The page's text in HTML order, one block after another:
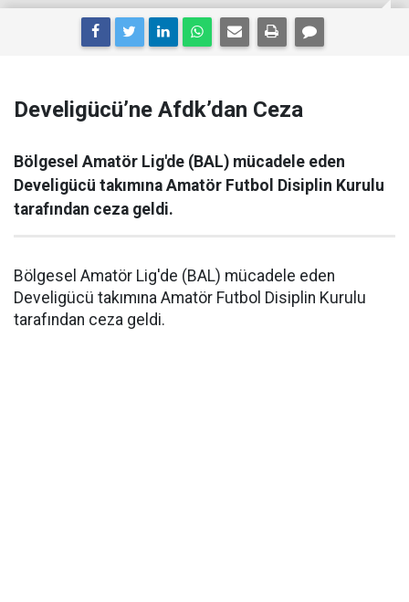
Develigücü’ne Afdk’dan Ceza
Bölgesel Amatör Lig'de (BAL) mücadele eden
Develigücü takımına Amatör Futbol Disiplin Kurulu
tarafından ceza geldi.
Bölgesel Amatör Lig'de (BAL) mücadele eden
Develigücü takımına Amatör Futbol Disiplin Kurulu
tarafından ceza geldi.